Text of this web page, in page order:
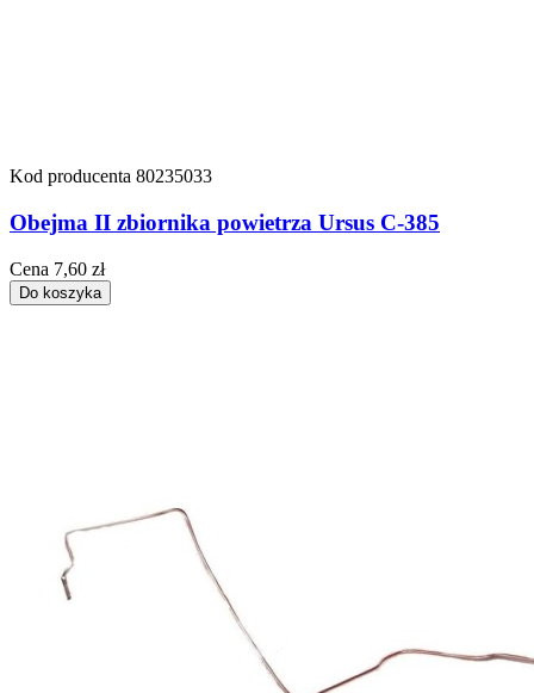
Kod producenta 80235033
Obejma II zbiornika powietrza Ursus C-385
Cena 7,60 zł
Do koszyka